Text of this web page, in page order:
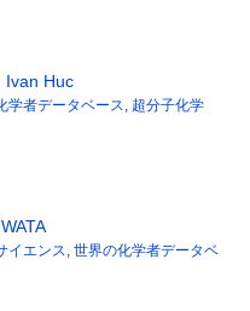
Ivan Huc
学者データベース 超分子化学
イエンス 世界の化学者データベ